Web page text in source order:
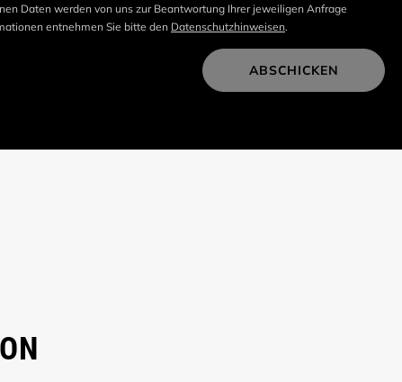
Daten werden von uns zur Beantwortung Ihrer jeweiligen Anfrage
entnehmen Sie bitte den Datenschutzhinweisen.
ABSCHICKEN